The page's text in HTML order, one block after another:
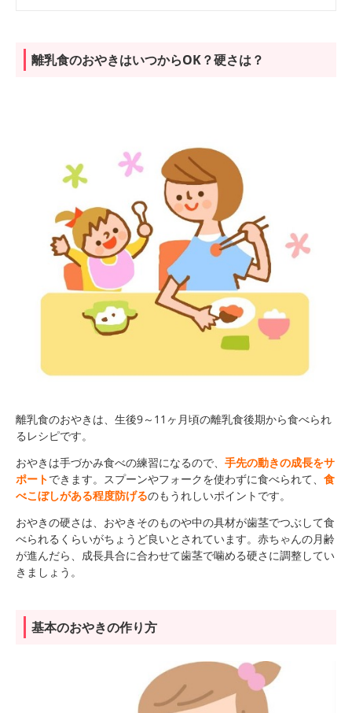
離乳食のおやきはいつからOK？硬さは？
離乳食のおやきは、生後9～11ヶ月頃の離乳食後期から食べられ
るレシピです。
おやきは手づかみ食べの練習になるので、 手先の動きの成長をサ
ポートできます。スプーンやフォークを使わずに食べられて、 食
べこぼしがある程度防げるのもうれしいポイントです。
おやきの硬さは、おやきそのものや中の具材が歯茎でつぶして食
べられるくらいがちょうど良いとされています。赤ちゃんの月齢
が進んだら、成長具合に合わせて歯茎で噛める硬さに調整してい
きましょう。
基本のおやきの作り方